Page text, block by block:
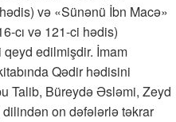
və «Sünənü İbn Macə»
cı və 121-ci hədis)
qeyd edilmişdir. İmam
Qədir hədisini
Talib, Büreydə Əsləmi, Zeyd
on dəfələrlə təkrar